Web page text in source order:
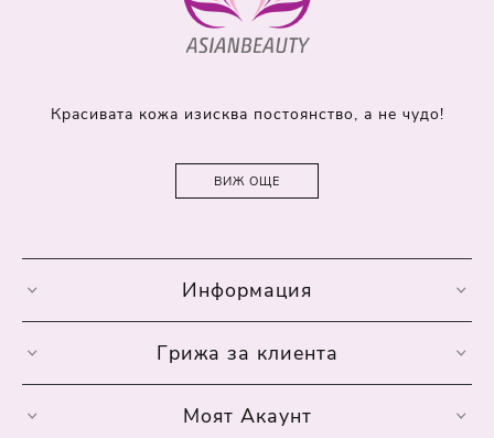
Красивата кожа изисква постоянство, а не чудо!
ВИЖ ОЩЕ
Информация
Грижа за клиента
Моят Акаунт